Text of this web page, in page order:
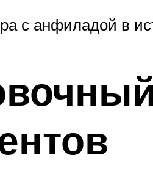
с анфиладой в